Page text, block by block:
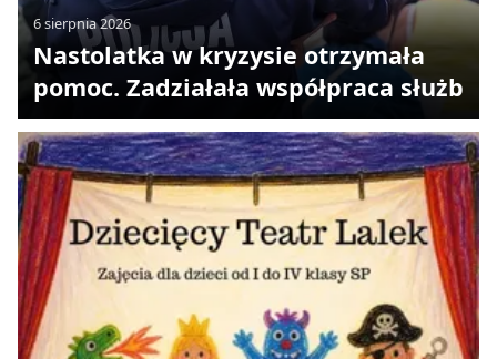
6 sierpnia 2026
Nastolatka w kryzysie otrzymała
pomoc. Zadziałała współpraca służb